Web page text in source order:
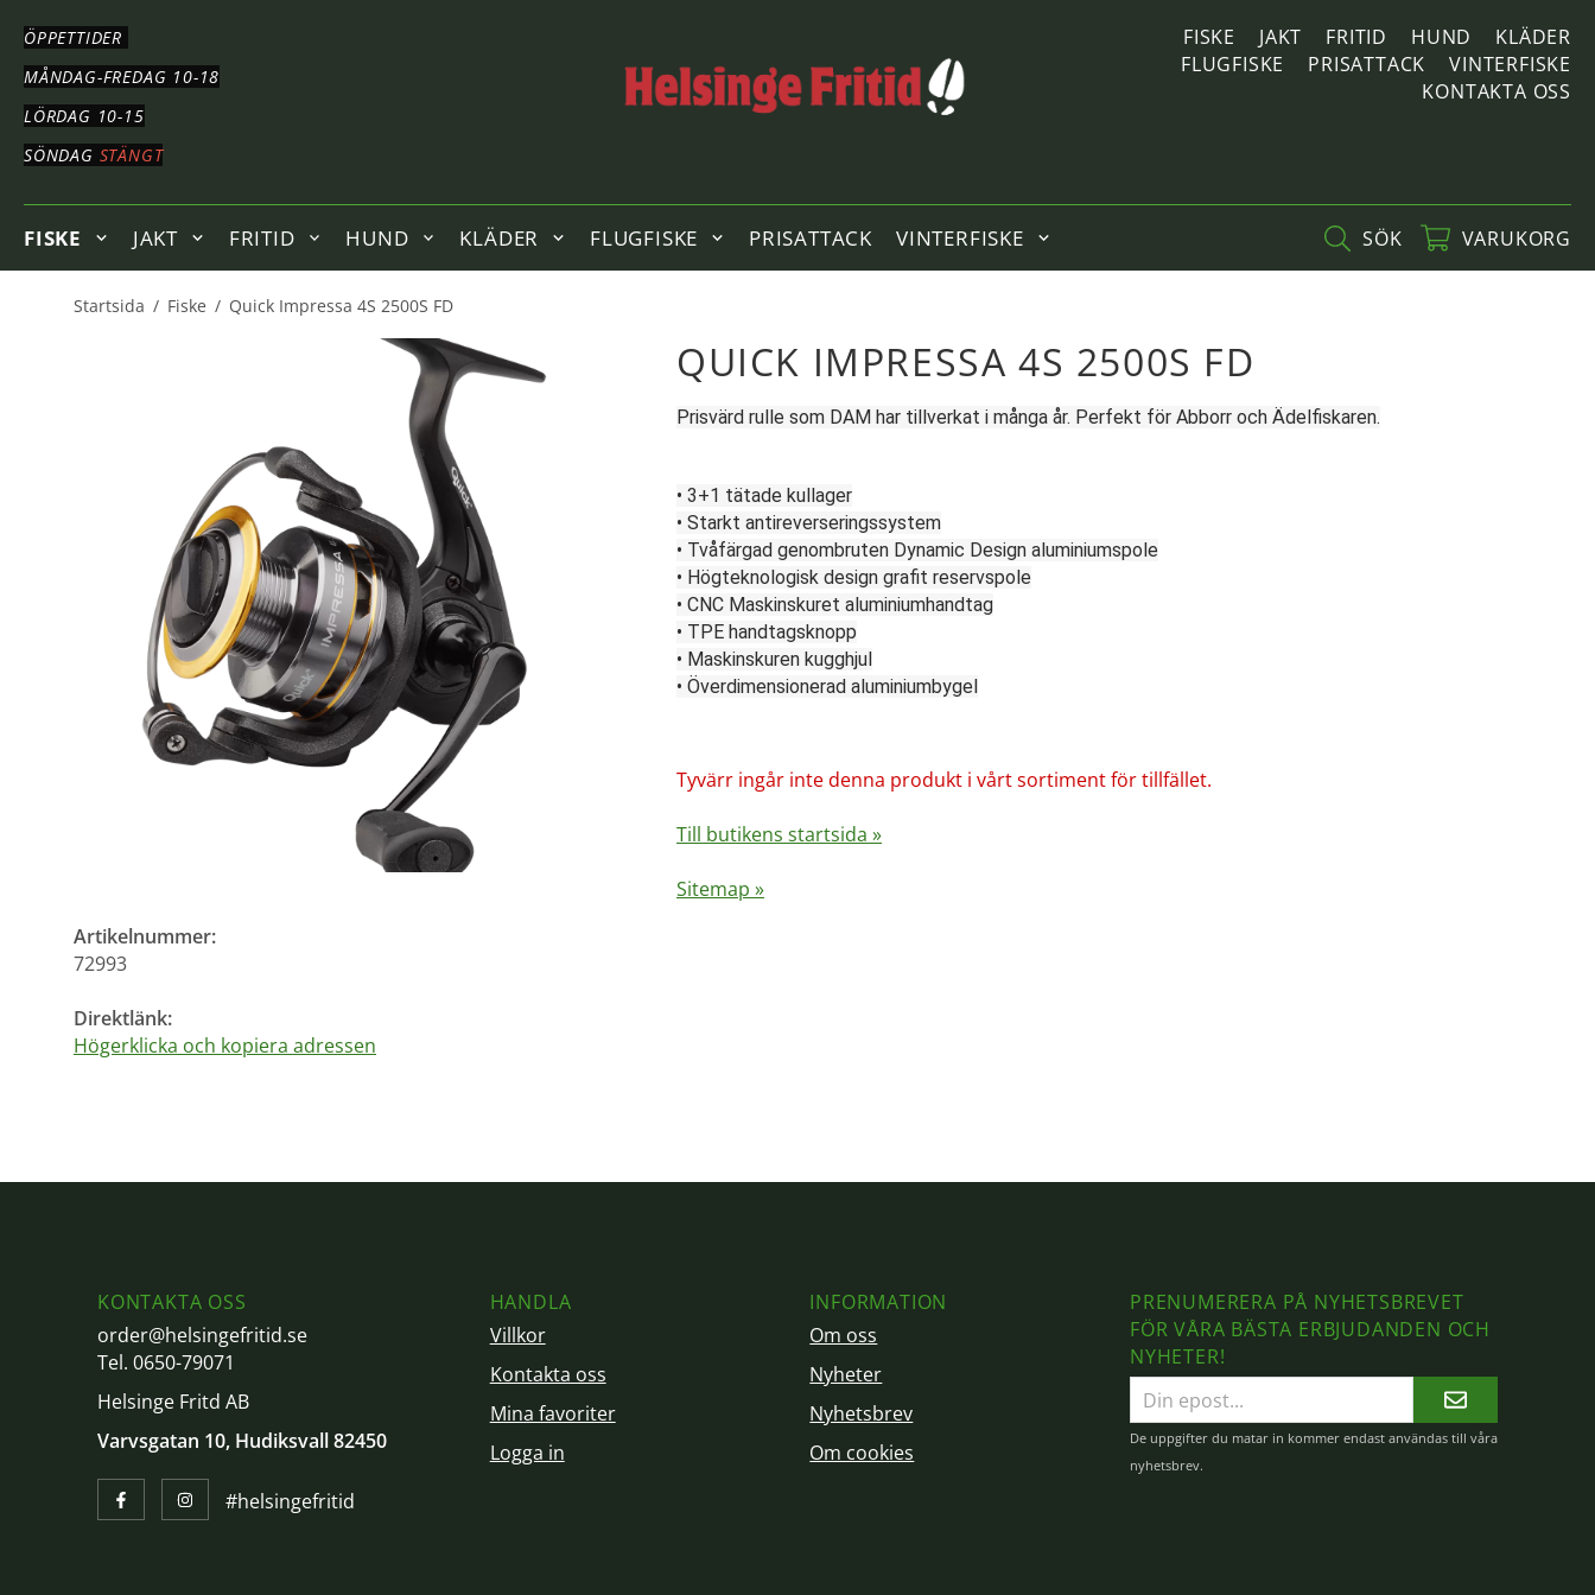
TILL
HUVUDNAVIGERINGHOPPA
TILL
HUVUDINNEHÅLLET
ÖPPETTIDER
MÅNDAG-FREDAG 10-18
LÖRDAG 10-15
SÖNDAG STÄNGT
FISKE JAKT FRITID HUND
KLÄDER
FLUGFISKE
PRISATTACK
VINTERFISKE
KONTAKTA OSS
FISKE JAKT FRITID HUND KLÄDER FLUGFISKE PRISATTACK VINTERFISKE SÖK VARUKORG
Startsida / Fiske / Quick Impressa 4S 2500S FD
QUICK IMPRESSA 4S 2500S FD
Prisvärd rulle som DAM har tillverkat i många år. Perfekt för Abborr och Ädelfiskaren.
• 3+1 tätade kullager
• Starkt antireverseringssystem
• Tvåfärgad genombruten Dynamic Design aluminiumspole
• Högteknologisk design grafit reservspole
• CNC Maskinskuret aluminiumhandtag
• TPE handtagsknopp
• Maskinskuren kugghjul
• Överdimensionerad aluminiumbygel
Tyvärr ingår inte denna produkt i vårt sortiment för tillfället.
Till butikens startsida »
Sitemap »
Artikelnummer:
72993
Direktlänk:
Högerklicka och kopiera adressen
KONTAKTA OSS
order@helsingefritid.se
Tel. 0650-79071
Helsinge Fritd AB
Varvsgatan 10, Hudiksvall 82450
#helsingefritid
HANDLA
Villkor
Kontakta oss
Mina favoriter
Logga in
INFORMATION
Om oss
Nyheter
Nyhetsbrev
Om cookies
PRENUMERERA PÅ NYHETSBREVET
FÖR VÅRA BÄSTA ERBJUDANDEN OCH
NYHETER!
E-
postadress
De uppgifter du matar in kommer endast användas till våra
nyhetsbrev.